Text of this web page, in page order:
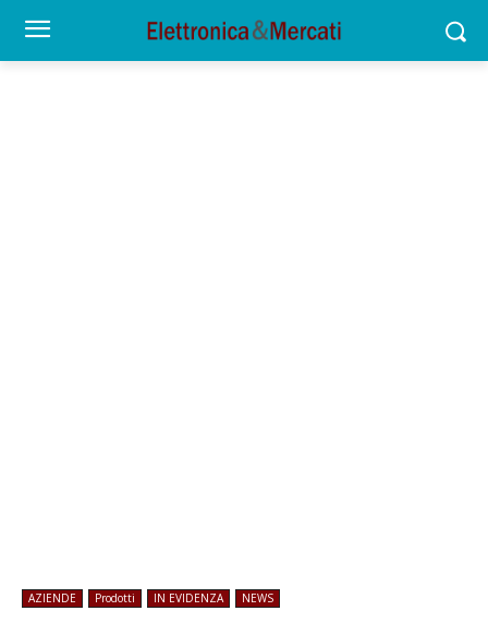
AZIENDE Prodotti IN EVIDENZA NEWS